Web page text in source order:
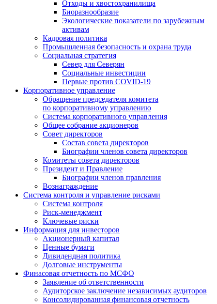
Отходы и хвостохранилища
Биоразнообразие
Экологические показатели по зарубежным
активам
Кадровая политика
Промышленная безопасность и охрана труда
Социальная стратегия
Север для Северян
Социальные инвестиции
Первые против COVID‑19
Корпоративное управление
Обращение председателя комитета
по корпоративному управлению
Система корпоративного управления
Общее собрание акционеров
Совет директоров
Состав совета директоров
Биографии членов совета директоров
Комитеты совета директоров
Президент и Правление
Биографии членов правления
Вознаграждение
Система контроля и управление рисками
Система контроля
Риск-менеджмент
Ключевые риски
Информация для инвесторов
Акционерный капитал
Ценные бумаги
Дивидендная политика
Долговые инструменты
Финасовая отчетность по МСФО
Заявление об ответственности
Аудиторское заключение независимых аудиторов
Консолидированная финансовая отчетность